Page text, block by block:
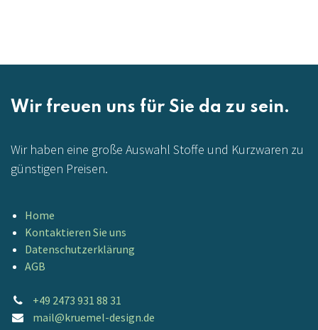
Wir freuen uns für Sie da zu sein.
Wir haben eine große Auswahl Stoffe und Kurzwaren zu
günstigen Preisen.
Home
Kontaktieren Sie uns
Datenschutzerklärung
AGB
+49 2473 931 88 31
mail@kruemel-design.de